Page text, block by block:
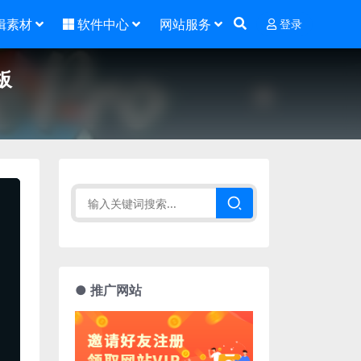
素材 软件中心 网站服务 登录
● 推广网站